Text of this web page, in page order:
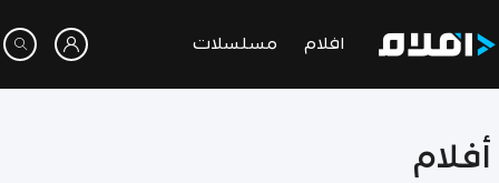
افلام مسلسلات
أفلام